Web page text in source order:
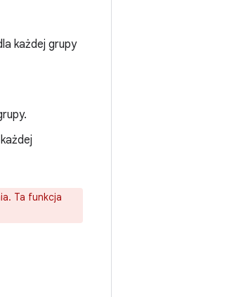
każdej grupy
Ta funkcja